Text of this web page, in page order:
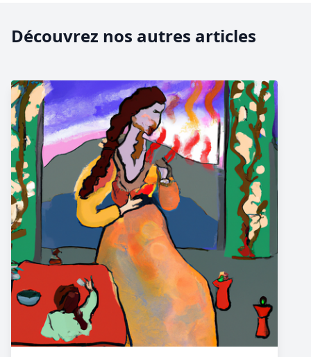
Découvrez nos autres articles